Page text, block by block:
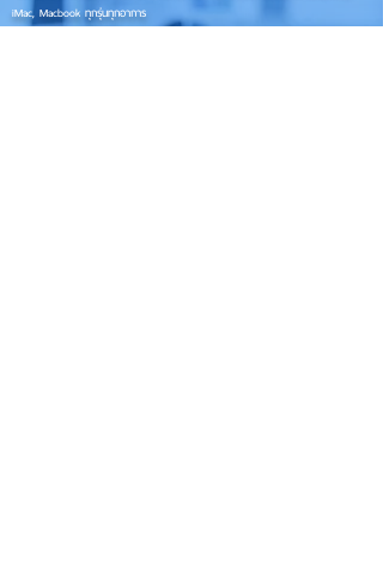
iMac, Macbook ทุกรุ่นทุกอาการ